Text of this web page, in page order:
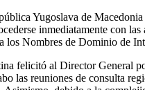
Yugoslava de
inmediatamente con
los Nombres de Dominio de
felicitó al Director General
las reuniones de consulta